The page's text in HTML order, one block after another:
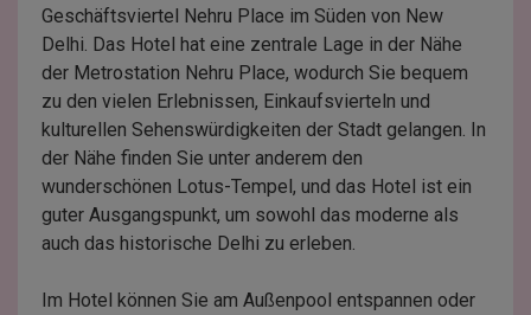
Geschäftsviertel Nehru Place im Süden von New
Delhi. Das Hotel hat eine zentrale Lage in der Nähe
der Metrostation Nehru Place, wodurch Sie bequem
zu den vielen Erlebnissen, Einkaufsvierteln und
kulturellen Sehenswürdigkeiten der Stadt gelangen. In
der Nähe finden Sie unter anderem den
wunderschönen Lotus-Tempel, und das Hotel ist ein
guter Ausgangspunkt, um sowohl das moderne als
auch das historische Delhi zu erleben.
Im Hotel können Sie am Außenpool entspannen oder